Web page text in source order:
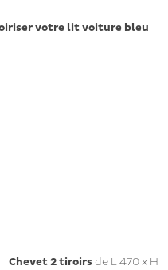
votre litvoiture bleu
Chevet 2 tiroirsde L 470 x H